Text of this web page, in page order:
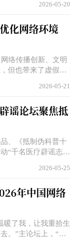
行动与长效机制相
2026-05-20
化网络环境
络传播创新、文明
但也带来了虚假信
2026-05-21
谣论坛聚焦抵
、《抵制伪科普十
“千名医疗辟谣志愿
2026-05-25
年中国网络
暖了我，让我重拾生
。”主论坛上，“中